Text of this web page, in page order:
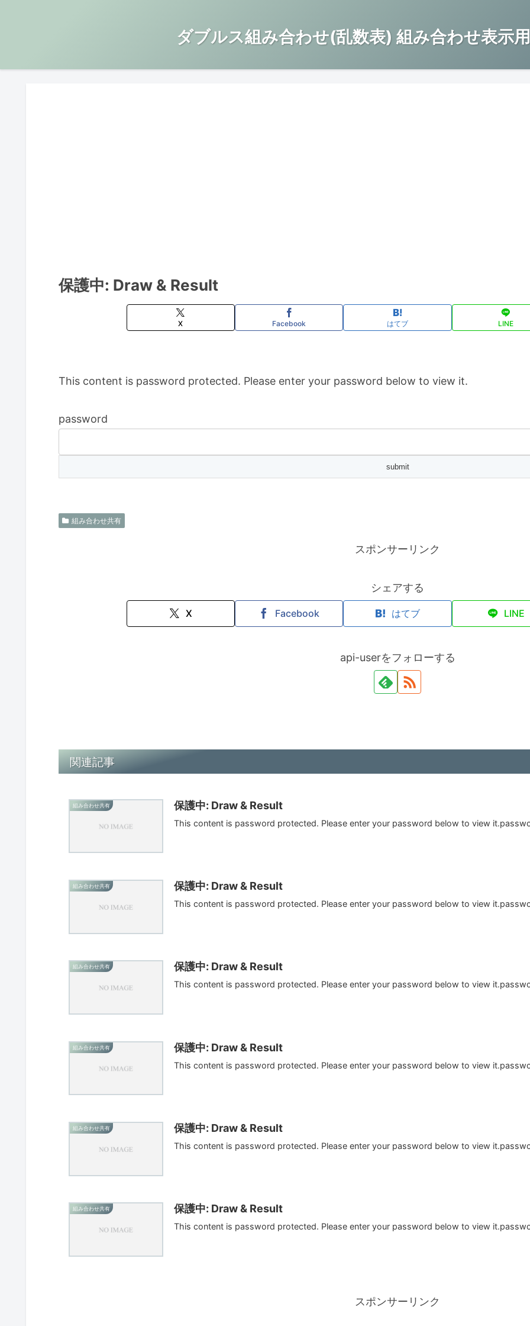
ダブルス組み合わせ(乱数表) 組み合わせ表示
保護中: Draw & Result
X Facebook はてブ LINE
This content is password protected. Please enter your password below to view it.
password
組み合わせ共有
スポンサーリンク
シェアする
X Facebook はてブ LINE
api-userをフォローする
関連記事
組み合わせ共有 保護中: Draw & Result
This content is password protected. Please enter your password below to view
組み合わせ共有 保護中: Draw & Result
This content is password protected. Please enter your password below to view
組み合わせ共有 保護中: Draw & Result
This content is password protected. Please enter your password below to view
組み合わせ共有 保護中: Draw & Result
This content is password protected. Please enter your password below to view
組み合わせ共有 保護中: Draw & Result
This content is password protected. Please enter your password below to view
組み合わせ共有 保護中: Draw & Result
This content is password protected. Please enter your password below to view
スポンサーリンク